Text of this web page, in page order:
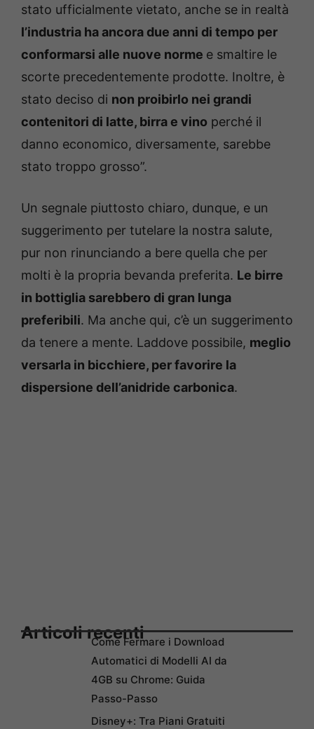
stato ufficialmente vietato, anche se in realtà
l’industria ha ancora due anni di tempo per
conformarsi alle nuove norme e smaltire le
scorte precedentemente prodotte. Inoltre, è
stato deciso di non proibirlo nei grandi
contenitori di latte, birra e vino perché il
danno economico, diversamente, sarebbe
stato troppo grosso”.
Un segnale piuttosto chiaro, dunque, e un
suggerimento per tutelare la nostra salute,
pur non rinunciando a bere quella che per
molti è la propria bevanda preferita. Le birre
in bottiglia sarebbero di gran lunga
preferibili. Ma anche qui, c’è un suggerimento
da tenere a mente. Laddove possibile, meglio
versarla in bicchiere, per favorire la
dispersione dell’anidride carbonica.
Articoli recentiCome Fermare i Download
Automatici di Modelli AI da
4GB su Chrome: Guida
Passo-Passo
Disney+: Tra Piani Gratuiti